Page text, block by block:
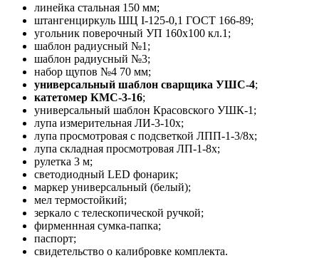
линейка стальная 150 мм;
штангенциркуль ШЦ I-125-0,1 ГОСТ 166-89;
угольник поверочный УП 160х100 кл.1;
шаблон радиусный №1;
шаблон радиусный №3;
набор щупов №4 70 мм;
универсальный шаблон сварщика УШС-4;
катетомер КМС-3-16;
универсальный шаблон Красовского УШК-1;
лупа измерительная ЛИ-3-10х;
лупа просмотровая с подсветкой ЛПП-1-3/8х;
лупа складная просмотровая ЛП-1-8x;
рулетка 3 м;
светодиодный LED фонарик;
маркер универсальный (белый);
мел термостойкий;
зеркало с телескопической ручкой;
фирменнная сумка-папка;
паспорт;
свидетельство о калибровке комплекта.